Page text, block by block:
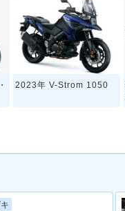
2023年 V-Strom 1050